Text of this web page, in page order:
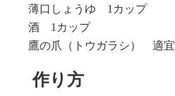
薄口しょうゆ 1カップ
酒 1カップ
鷹の爪（トウガラシ） 適宜
作り方